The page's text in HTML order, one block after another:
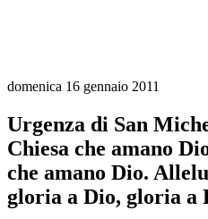
domenica 16 gennaio 2011
Urgenza di San
Chiesa che amano
che amano Dio.
gloria a Dio, gloria a